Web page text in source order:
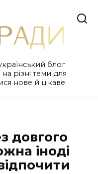
блог
різні теми для
нове й цікаве.
довгого
іноді